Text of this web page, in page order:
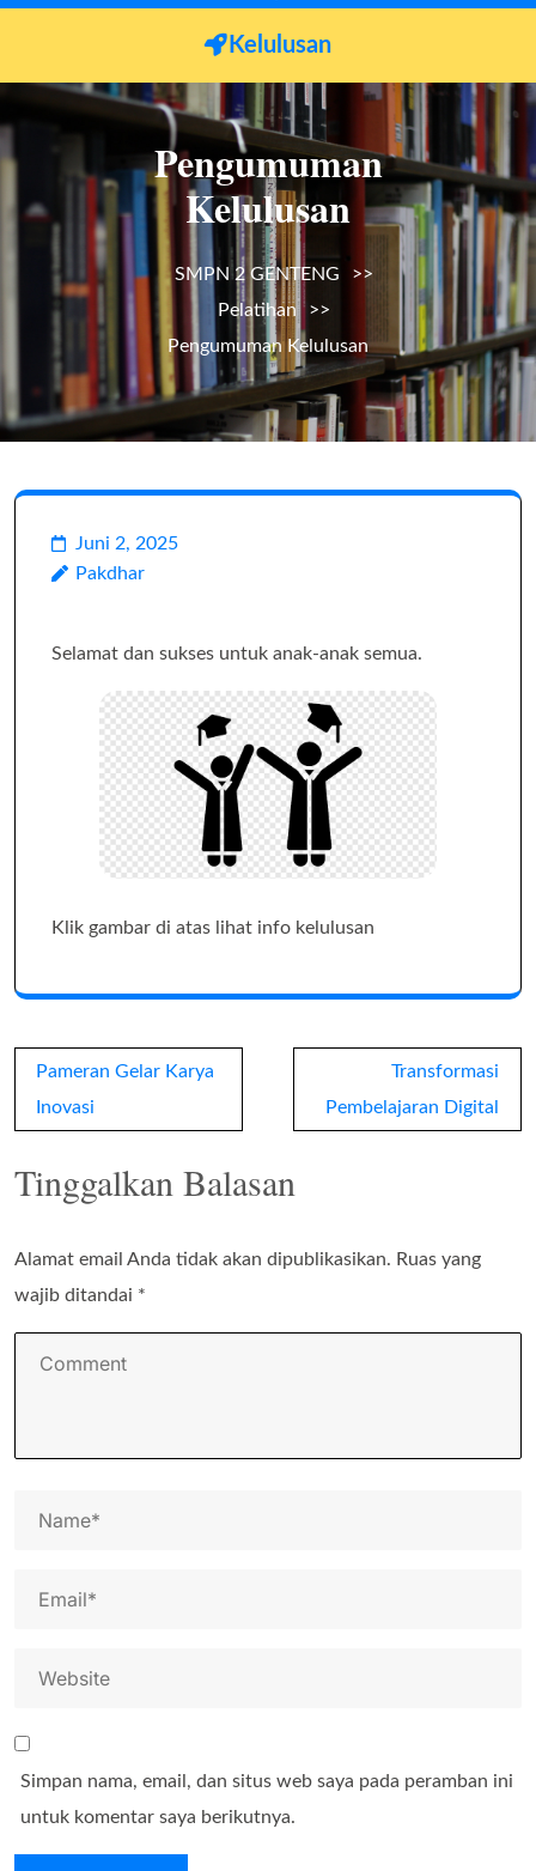
Kelulusan
Pengumuman
Kelulusan
SMPN 2 GENTENG
>>
Pelatihan
>>
Pengumuman Kelulusan
Juni 2, 2025
Pakdhar
Selamat dan sukses untuk anak-anak semua.
Klik gambar di atas lihat info kelulusan
Navigasi
pos
Pameran Gelar Karya
Inovasi
Transformasi
Pembelajaran Digital
Tinggalkan Balasan
Alamat email Anda tidak akan dipublikasikan. Ruas yang
wajib ditandai *
Simpan nama, email, dan situs web saya pada peramban ini
untuk komentar saya berikutnya.